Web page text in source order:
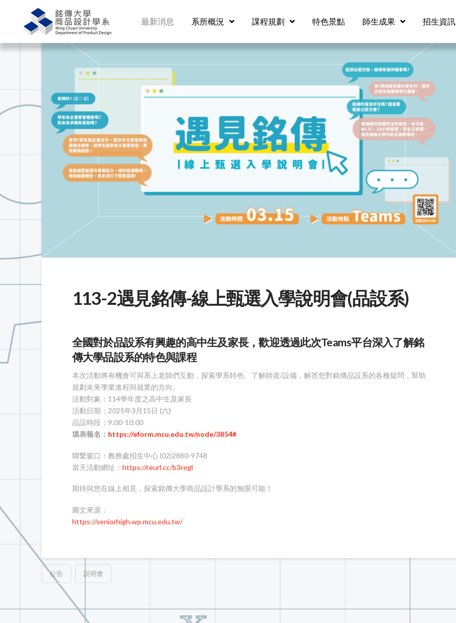
最新消息 系所概況 課程規劃 特色景點 師生成果 招生資訊
113-2遇見銘傳-線上甄選入學說明會(品設系)
全國對於品設系有興趣的高中生及家長，歡迎透過此次Teams平台深入了解銘
傳大學品設系的特色與課程
本次活動將有機會可與系上老師們互動，探索學系特色、了解師資/設備，解答您對銘傳品設系的各種疑問，幫助
規劃未來學業進程與就業的方向。
活動對象：114學年度之高中生及家長
活動日期：2025年3月15日 (六)
品設時段：9:00-10:00
填表報名： https://eform.mcu.edu.tw/node/3854#
聯繫窗口：教務處招生中心 (02)2880-9748
當天活動網址： https://reurl.cc/b3regl
期待與您在線上相見，探索銘傳大學商品設計學系的無限可能！
圖文來源：
https://seniorhigh.wp.mcu.edu.tw/
公告 説明會